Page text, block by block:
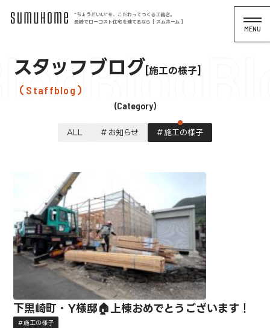
“ちょうどいい”を、こだわってつくる工務店。
長崎でローコスト住宅を建てるなら [ スムホーム ]
スタッフブログ 施工の様子
Staffblog Blog
Category
ALL お知らせ 施工の様子
下黒崎町・Y様邸🏠上棟おめでとうございます！
施工の様子